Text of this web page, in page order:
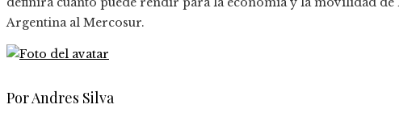
Argentina al Mercosur.
Por Andres Silva